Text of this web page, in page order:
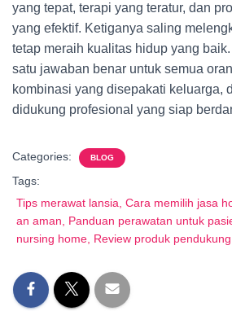
yang tepat, terapi yang teratur, dan
yang efektif. Ketiganya saling
tetap meraih kualitas hidup yang
satu jawaban benar untuk semua
kombinasi yang disepakati keluarga,
didukung profesional yang siap
Categories: BLOG
Tags:
Tips merawat lansia, Cara memilih jasa
an aman, Panduan perawatan untuk
nursing home, Review produk